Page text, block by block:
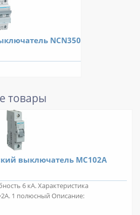
NCN350
товары
выключатель MС102A
6 кА. Характеристика
1 полюсный Описание: